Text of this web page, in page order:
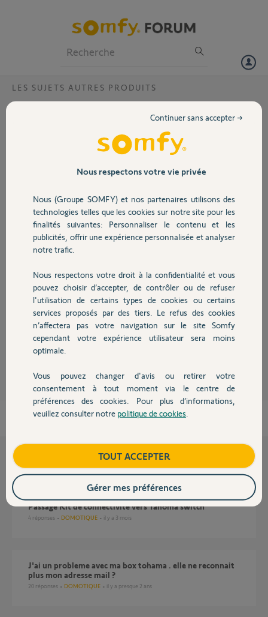
Volet
Sécurité
Domotique
Chauffage
Autres produits
Devis avec un pro
Contact
LES SUJETS AUTRES PRODUITS
Problème connexion Box ToHama depuis
Geoffrey D.
il y a 2 mois
Participer au fil de discussion
Réponses
Bonjour
Quelle type de connexion RJ45 ou Wifi ?
JACKY M.
Questions liées
Passage Kit de connectivité vers Tahoma switch
4 réponses DOMOTIQUE il y a 3 mois
J'ai un probleme avec ma box tohama . elle ne reconnait
plus mon adresse mail ?
20 réponses DOMOTIQUE il y a presque 2 ans
Nous respectons votre vie privée
Nous (Groupe SOMFY) et nos partenaires utilisons des
technologies telles que les cookies sur notre site pour les
finalités suivantes: Personnaliser le contenu et les
publicités, offrir une expérience personnalisée et analyser
notre trafic.
Nous respectons votre droit à la confidentialité et vous
pouvez choisir d’accepter, de contrôler ou de refuser
l'utilisation de certains types de cookies ou certains
services proposés par des tiers. Le refus des cookies
n’affectera pas votre navigation sur le site Somfy
cependant votre expérience utilisateur sera moins
optimale.
Vous pouvez changer d'avis ou retirer votre
consentement à tout moment via le centre de
préférences des cookies. Pour plus d’informations,
veuillez consulter notre politique de cookies
Continuer sans accepter →
TOUT ACCEPTER
Gérer mes préférences